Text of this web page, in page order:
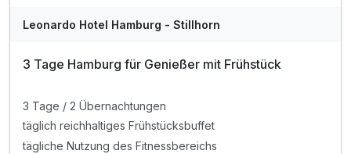
Leonardo Hotel Hamburg - Stillhorn
3 Tage Hamburg für Genießer mit Frühstück
3 Tage / 2 Übernachtungen
täglich reichhaltiges Frühstücksbuffet
tägliche Nutzung des Fitnessbereichs